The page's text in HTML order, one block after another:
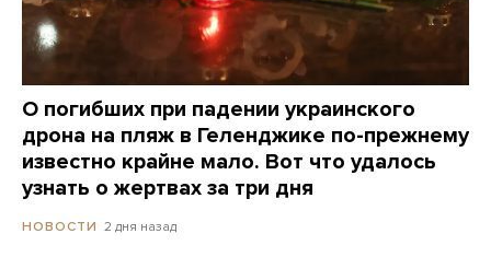
О погибших при падении украинского
дрона на пляж в Геленджике по-прежнему
известно крайне мало. Вот что удалось
узнать о жертвах за три дня
НОВОСТИ 2 дня назад